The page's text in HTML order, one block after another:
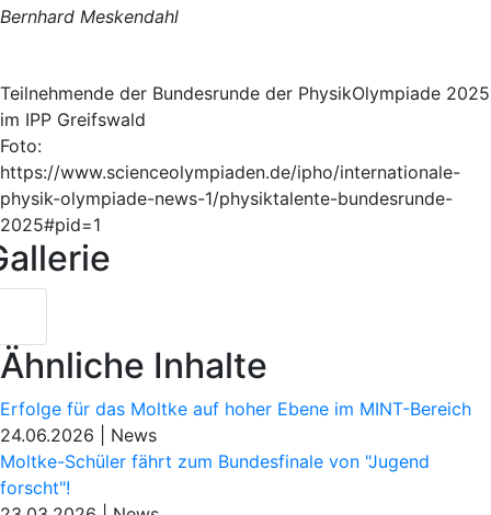
Bernhard Meskendahl
Teilnehmende der Bundesrunde der PhysikOlympiade 2025
im IPP Greifswald
Foto:
https://www.scienceolympiaden.de/ipho/internationale-
physik-olympiade-news-1/physiktalente-bundesrunde-
2025#pid=1
Ähnliche Inhalte
Erfolge für das Moltke auf hoher Ebene im MINT-Bereich
24.06.2026
News
Moltke-Schüler fährt zum Bundesfinale von "Jugend
forscht"!